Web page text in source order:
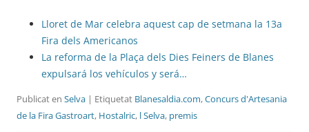
Lloret de Mar celebra aquest cap de setmana la 13a
Fira dels Americanos
La reforma de la Plaça dels Dies Feiners de Blanes
expulsará los vehículos y será…
Publicat en Selva | Etiquetat Blanesaldia.com,Concurs d'Artesania
de la Fira Gastroart, Hostalric, l Selva, premis